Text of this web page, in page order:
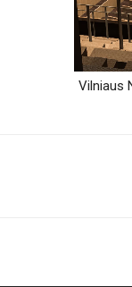
Vilniaus